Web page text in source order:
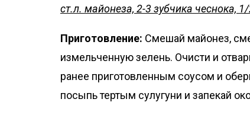
ст.л. майонеза, 2-3 зубчика чеснока, 1/
Приготовление: Смешай майонез,
измельченную зелень. Очисти и
ранее приготовленным соусом и
посыпь тертым сулугуни и запекай